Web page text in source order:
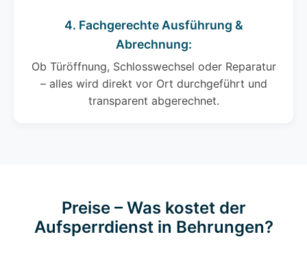
4. Fachgerechte Ausführung &
Abrechnung:
Ob Türöffnung, Schlosswechsel oder Reparatur
– alles wird direkt vor Ort durchgeführt und
transparent abgerechnet.
Preise – Was kostet der
Aufsperrdienst in Behrungen?